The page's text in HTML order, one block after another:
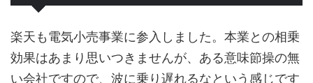
楽天も電気小売事業に参入しました。本業との相乗
効果はあまり思いつきませんが、ある意味節操の無
い会社ですので、波に乗り遅れるなという感じです